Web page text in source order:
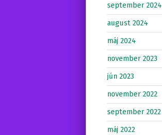
september 2024
august 2024
máj 2024
november 2023
jún 2023
november 2022
september 2022
máj 2022